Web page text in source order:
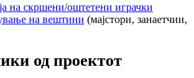
на скршени/оштетени играчки
на вештини (мајстори, занаетчии,
од проектот